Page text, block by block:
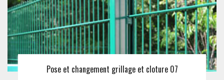
Pose et changement grillage et cloture 07